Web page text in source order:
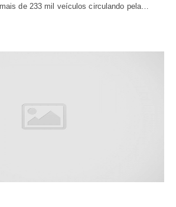
de 233 mil veículos circulando pela…